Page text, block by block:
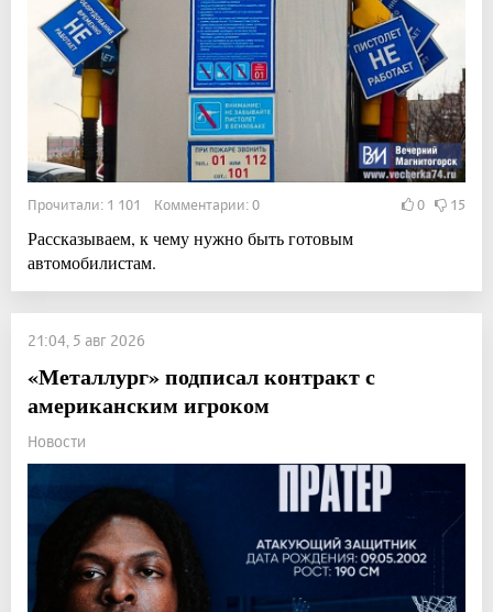
Прочитали: 1 101 Комментарии: 0 0 15
Рассказываем, к чему нужно быть готовым
автомобилистам.
21:04, 5 авг 2026
«Металлург» подписал контракт с
американским игроком
Новости